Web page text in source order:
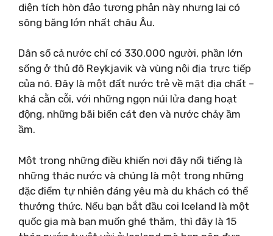
diện tích hòn đảo tương phản này nhưng lại có
sông băng lớn nhất châu Âu.
Dân số cả nước chỉ có 330.000 người, phần lớn
sống ở thủ đô Reykjavik và vùng nội địa trực tiếp
của nó. Đây là một đất nước trẻ về mặt địa chất –
khá cằn cỗi, với những ngọn núi lửa đang hoạt
động, những bãi biển cát đen và nước chảy ầm
ầm.
Một trong những điều khiến nơi đây nổi tiếng là
những thác nước và chúng là một trong những
đặc điểm tự nhiên đáng yêu mà du khách có thể
thưởng thức. Nếu bạn bắt đầu coi Iceland là một
quốc gia mà bạn muốn ghé thăm, thì đây là 15